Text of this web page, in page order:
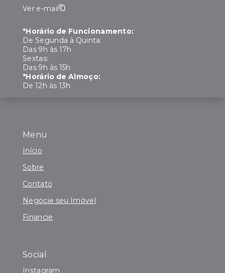
Menu
Início
Sobre
Contato
Negocie seu Imóvel
Financie
Social
Instagram
Ver e-mail
*Horário de Funcionamento:
De Segunda à Quinta:
Das 9h às 17h
Sextas:
Das 9h às 15h
*Horário de Almoço:
De 12h às 13h